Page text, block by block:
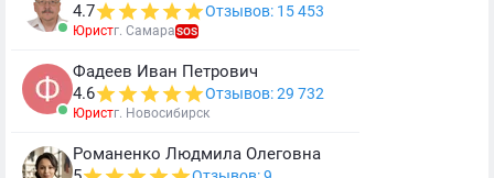
4.7
Отзывов: 15 453
Юристг. СамараSOS
Фадеев Иван Петрович
4.6
Отзывов: 29 732
Юристг. Новосибирск
Романенко Людмила Олеговна